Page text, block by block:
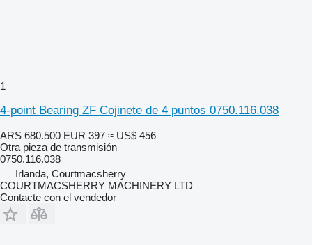
1
4-point Bearing ZF Cojinete de 4 puntos 0750.116.038
ARS 680.500 EUR 397 ≈ US$ 456
Otra pieza de transmisión
0750.116.038
Irlanda, Courtmacsherry
COURTMACSHERRY MACHINERY LTD
Contacte con el vendedor